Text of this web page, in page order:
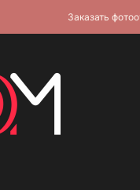
Заказать фотоотчёт